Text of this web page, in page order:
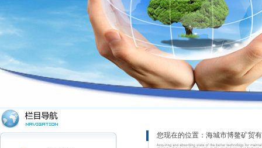
您现在的位置： 海城市博鳌矿贸